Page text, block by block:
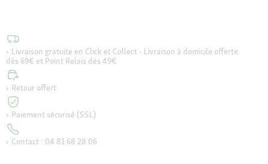
Livraison gratuite en Click et Collect - Livraison à domicile offerte
dès 69€ et Point Relais dès 49€
Retour offert
Paiement sécurisé (SSL)
Contact : 04 81 68 28 06